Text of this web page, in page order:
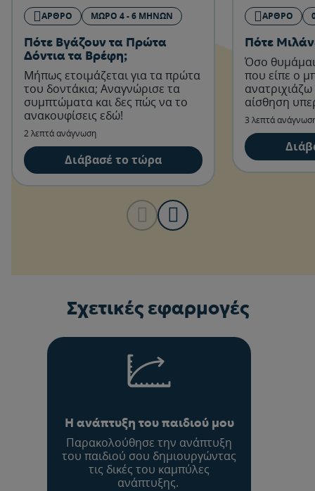
ΆΡΘΡΟ ΜΩΡΌ 4 - 6 ΜΗΝΏΝ
Πότε Βγάζουν τα Πρώτα
Δόντια τα Βρέφη;
Μήπως ετοιμάζεται για τα πρώτα
του δοντάκια; Αναγνώρισε τα
συμπτώματα και δες πώς να το
ανακουφίσεις εδώ!
2 λεπτά ανάγνωση
Διάβασέ το τώρα
ΆΡΘΡΟ
Πότε
Όσο θυμάμαι
που είπε ο
αίσθηση
μπορούμε
παιδιά σε
εξέλιξη;
3 λεπτά
Σχετικές εφαρμογές
Η ανάπτυξη του παιδιού μου
Παρακολούθησε την ανάπτυξη
του παιδιού σου δημιουργώντας
τις δικές του καμπύλες
ανάπτυξης.